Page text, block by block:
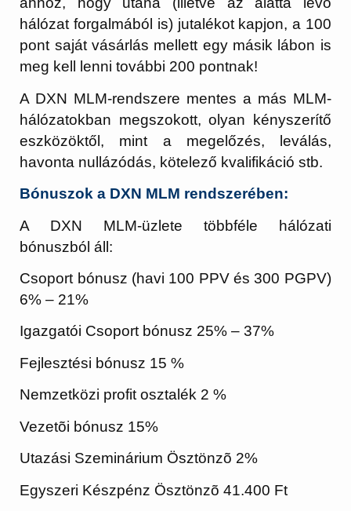
hálózat forgalmából is) jutalékot kapjon, a 100
pont saját vásárlás mellett egy másik lábon is
meg kell lenni további 200 pontnak!
A DXN MLM-rendszere mentes a más MLM-
hálózatokban megszokott, olyan kényszerítő
eszközöktől, mint a megelőzés, leválás,
havonta nullázódás, kötelező kvalifikáció stb.
Bónuszok a DXN MLM rendszerében:
A DXN MLM-üzlete többféle hálózati
bónuszból áll:
Csoport bónusz (havi 100 PPV és 300 PGPV)
6% – 21%
Igazgatói Csoport bónusz 25% – 37%
Fejlesztési bónusz 15 %
Nemzetközi profit osztalék 2 %
Vezetõi bónusz 15%
Utazási Szeminárium Ösztönzõ 2%
Egyszeri Készpénz Ösztönzõ 41.400 Ft